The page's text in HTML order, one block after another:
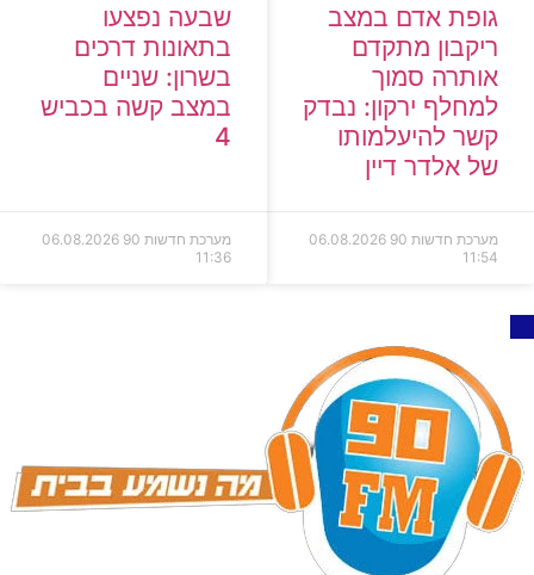
גופת אדם במצב
ריקבון מתקדם
אותרה סמוך
למחלף ירקון: נבדק
קשר להיעלמותו
של אלדר דיין
מערכת חדשות 90
06.08.2026
11:54
שבעה נפצעו
בתאונות דרכים
בשרון: שניים
במצב קשה בכביש
4
מערכת חדשות 90
06.08.2026
11:36